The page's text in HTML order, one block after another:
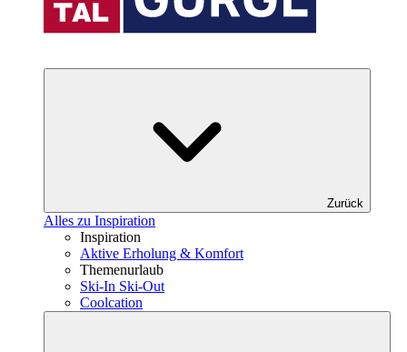
Zurück
Alles zu Inspiration
Inspiration
Aktive Erholung & Komfort
Themenurlaub
Ski-In Ski-Out
Coolcation